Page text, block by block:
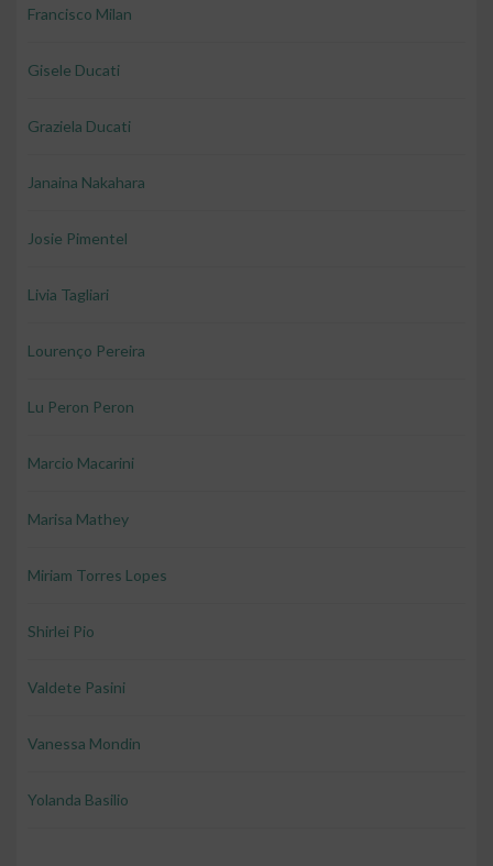
Francisco Milan
Gisele Ducati
Graziela Ducati
Janaina Nakahara
Josie Pimentel
Livia Tagliari
Lourenço Pereira
Lu Peron Peron
Marcio Macarini
Marisa Mathey
Miriam Torres Lopes
Shirlei Pio
Valdete Pasini
Vanessa Mondin
Yolanda Basilio